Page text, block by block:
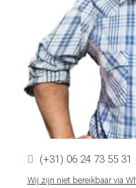
(+31) 06 24 73 55 31
Wij zijn niet bereikbaar via